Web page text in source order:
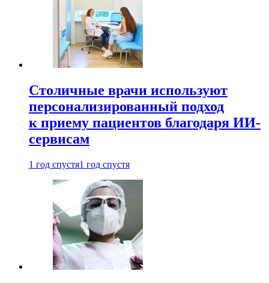
Столичные врачи используют
персонализированный подход
к приему пациентов благодаря ИИ-
сервисам
1 год спустя1 год спустя